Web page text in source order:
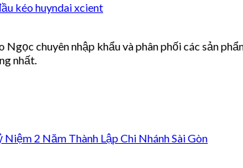
kéo huyndai xcient
Ngọc chuyên nhập khẩu và phân phối các sản
nhất.
Niệm 2 Năm Thành Lập Chi Nhánh Sài Gòn